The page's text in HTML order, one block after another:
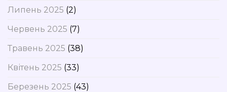
Липень 2025 (2)
Червень 2025 (7)
Травень 2025 (38)
Квітень 2025 (33)
Березень 2025 (43)